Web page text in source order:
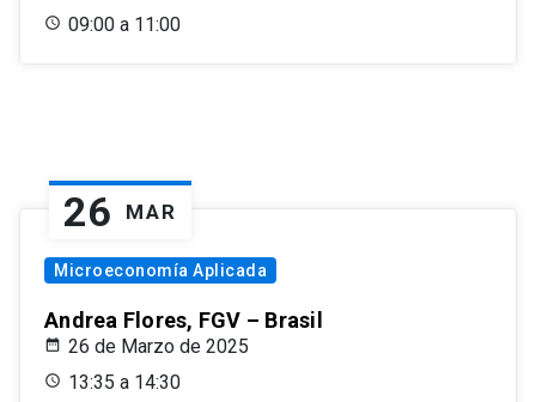
09:00 a 11:00
26 MAR
Microeconomía Aplicada
Andrea Flores, FGV – Brasil
26 de Marzo de 2025
13:35 a 14:30